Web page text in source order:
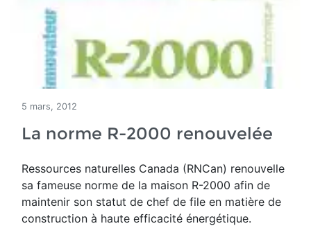
5 mars, 2012
La norme R-2000 renouvelée
Ressources naturelles Canada (RNCan) renouvelle
sa fameuse norme de la maison R-2000 afin de
maintenir son statut de chef de file en matière de
construction à haute efficacité énergétique.